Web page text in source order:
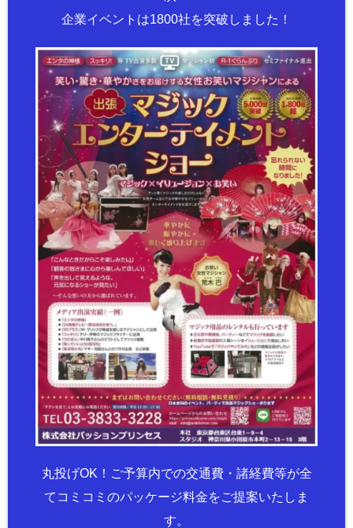
企業イベントは1800社を突破しました！
丸投げOK！ご予算内での交通費・諸経費等が全
てコミコミのパッケージ料金をご提案いたしま
す。